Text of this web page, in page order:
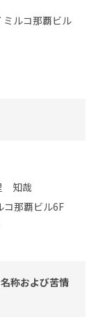
ルコ那覇ビル
知哉
那覇ビル6F
称および苦情